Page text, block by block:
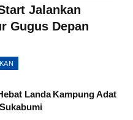
Jalankan
Gugus Depan
Landa Kampung Adat